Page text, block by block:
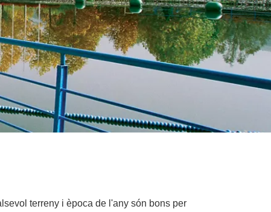
terreny i època de l'any són bons per